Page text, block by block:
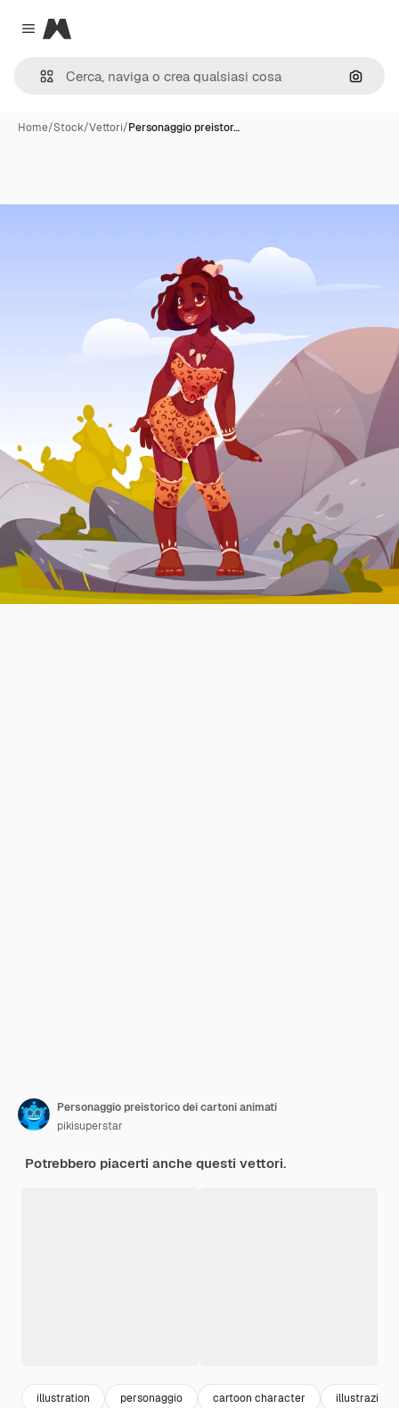
Close menu
Magnific
Cerca
Home/Stock/Vettori/Personaggio preistor…
Personaggio preistorico dei cartoni animati
pikisuperstar
Potrebbero piacerti anche questi vettori.
illustration personaggio cartoon character illustrazioni